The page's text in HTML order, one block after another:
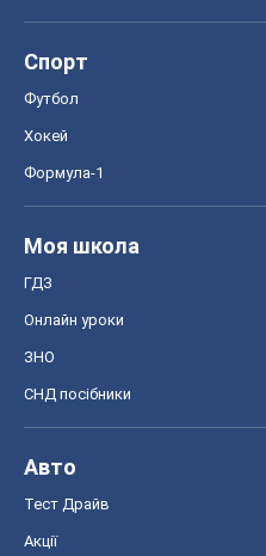
Спорт
Футбол
Хокей
Формула-1
Моя школа
ГДЗ
Онлайн уроки
ЗНО
СНД посібники
Авто
Тест Драйв
Акції